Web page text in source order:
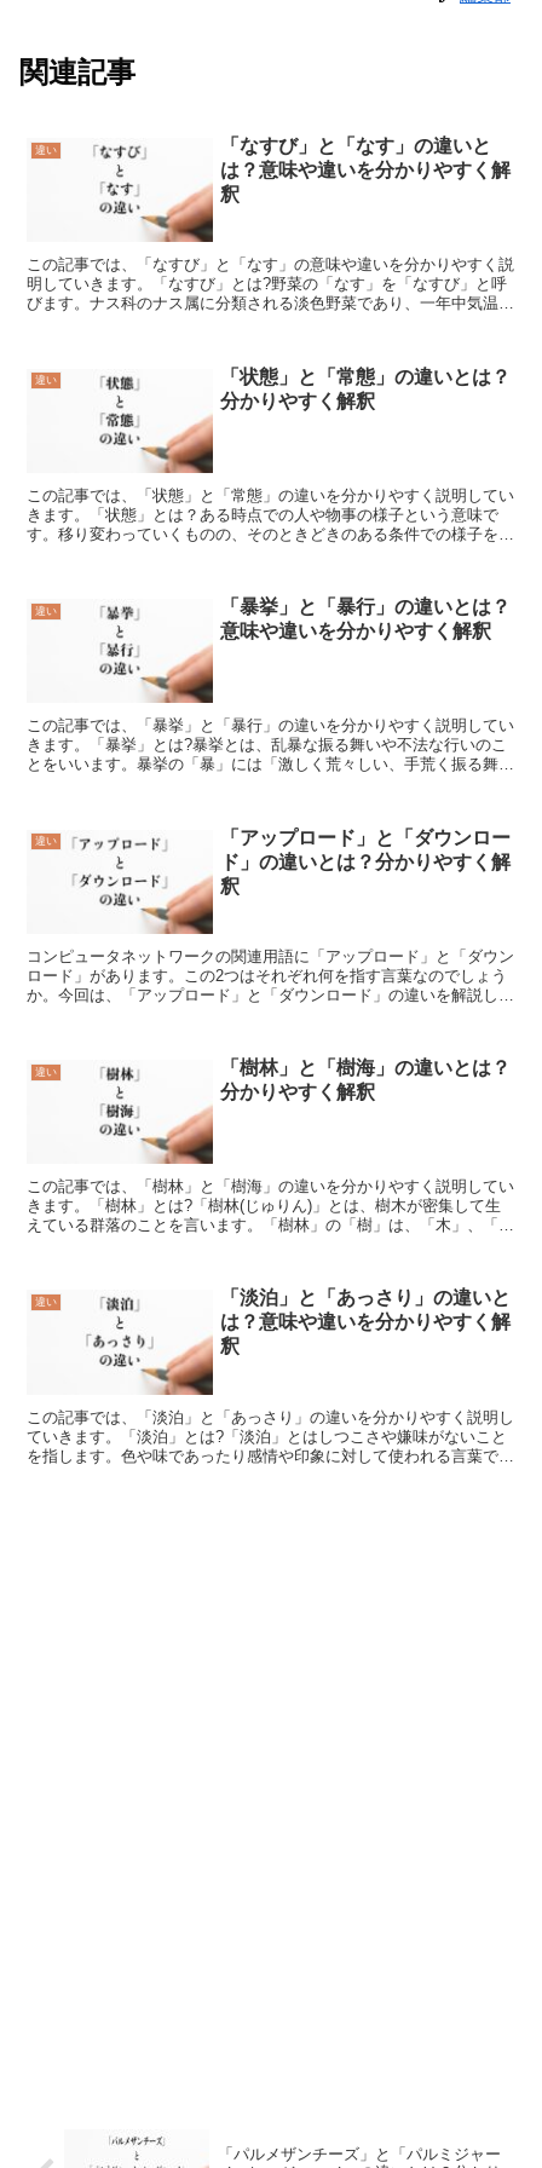
関連記事
違い
「なすび」と「なす」の違いと
は？意味や違いを分かりやすく解
釈
この記事では、「なすび」と「なす」の意味や違いを分かりやすく説
明していきます。「なすび」とは?野菜の「なす」を「なすび」と呼
びます。ナス科のナス属に分類される淡色野菜であり、一年中気温が
違い
「状態」と「常態」の違いとは？
分かりやすく解釈
この記事では、「状態」と「常態」の違いを分かりやすく説明してい
きます。「状態」とは？ある時点での人や物事の様子という意味で
す。移り変わっていくものの、そのときどきのある条件での様子をい
違い
「暴挙」と「暴行」の違いとは？
意味や違いを分かりやすく解釈
この記事では、「暴挙」と「暴行」の違いを分かりやすく説明してい
きます。「暴挙」とは?暴挙とは、乱暴な振る舞いや不法な行いのこ
とをいいます。暴挙の「暴」には「激しく荒々しい、手荒く振る舞
違い
「アップロード」と「ダウンロー
ド」の違いとは？分かりやすく解
釈
コンピュータネットワークの関連用語に「アップロード」と「ダウン
ロード」があります。この2つはそれぞれ何を指す言葉なのでしょう
か。今回は、「アップロード」と「ダウンロード」の違いを解説しま
違い
「樹林」と「樹海」の違いとは？
分かりやすく解釈
この記事では、「樹林」と「樹海」の違いを分かりやすく説明してい
きます。「樹林」とは?「樹林(じゅりん)」とは、樹木が密集して生
えている群落のことを言います。「樹林」の「樹」は、「木」、「立
違い
「淡泊」と「あっさり」の違いと
は？意味や違いを分かりやすく解
釈
この記事では、「淡泊」と「あっさり」の違いを分かりやすく説明し
ていきます。「淡泊」とは?「淡泊」とはしつこさや嫌味がないこと
を指します。色や味であったり感情や印象に対して使われる言葉であ
「パルメザンチーズ」と「パルミジャー